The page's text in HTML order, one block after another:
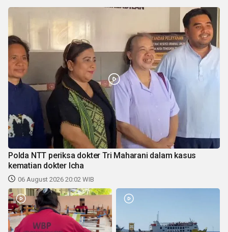
Polda NTT periksa dokter Tri Maharani dalam kasus
kematian dokter Icha
06 August 2026 20:02 WIB